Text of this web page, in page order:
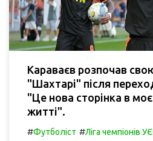
Караваєв розпочав
"Шахтарі" після
"Це нова сторінка в
житті".
#Футболіст #Ліга чемпіонів